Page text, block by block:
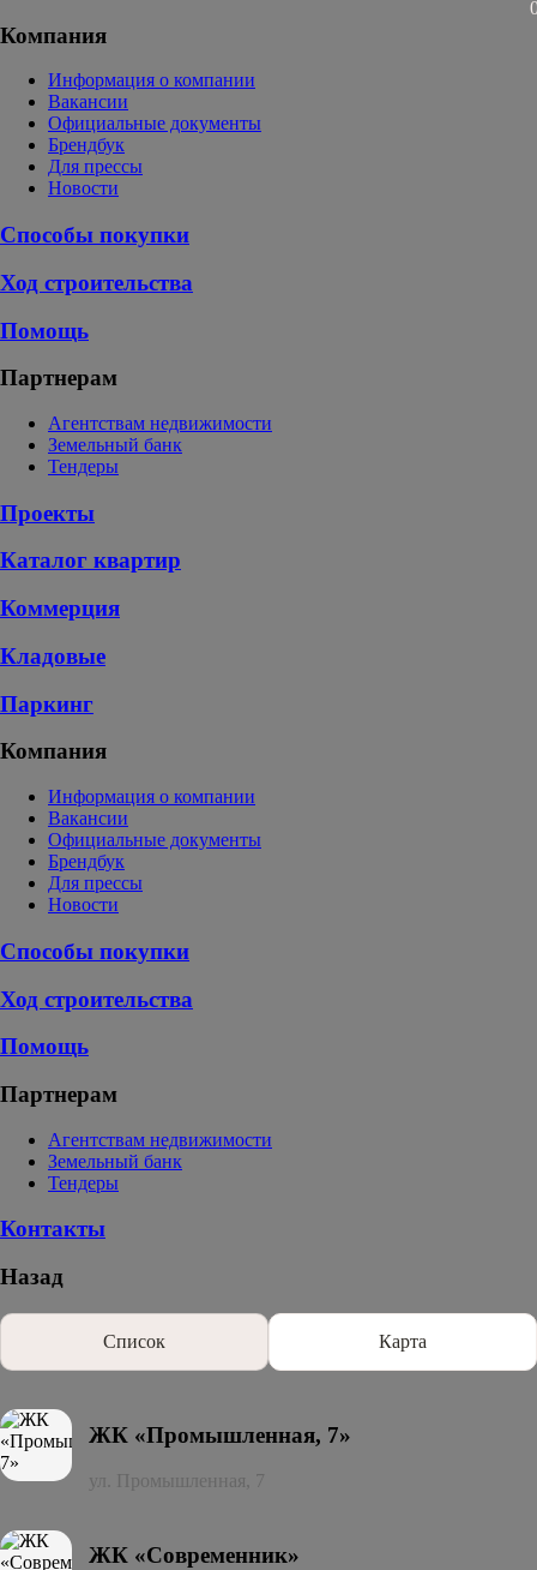
Компания
Информация о компании
Вакансии
Официальные документы
Брендбук
Для прессы
Новости
Способы покупки
Ход строительства
Помощь
Партнерам
Агентствам недвижимости
Земельный банк
Тендеры
Проекты
Каталог квартир
Коммерция
Кладовые
Паркинг
Компания
Информация о компании
Вакансии
Официальные документы
Брендбук
Для прессы
Новости
Способы покупки
Ход строительства
Помощь
Партнерам
Агентствам недвижимости
Земельный банк
Тендеры
Контакты
Назад
Список Карта
ЖК «Промышленная, 7»
ул. Промышленная, 7
ЖК «Современник»